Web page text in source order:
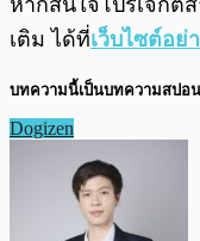
หากสนใจโปรเจกต์
เติม ได้ที่เว็บไซต์อย่
บทความนี้เป็นบทความสปอ
Dogizen